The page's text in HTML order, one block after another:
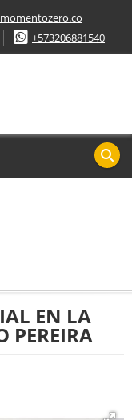
+573206881540
EN LA
PEREIRA